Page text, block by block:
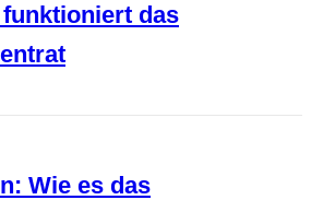
funktioniert das
Wie es das